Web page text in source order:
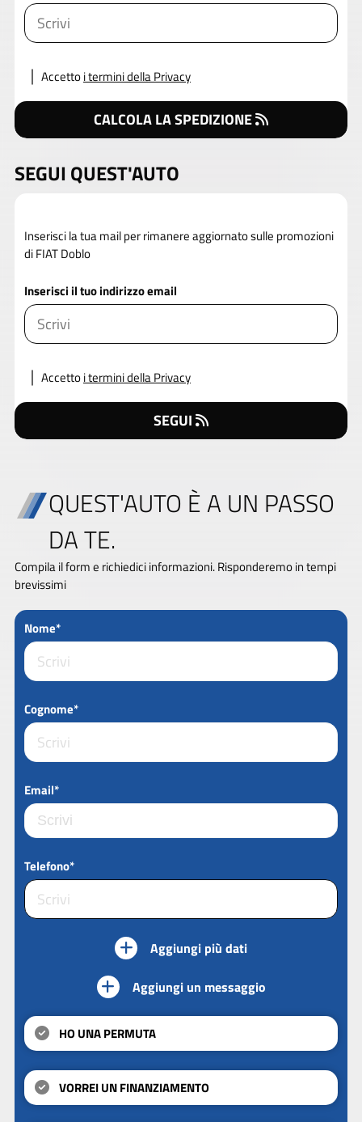
Accettoi termini della Privacy
CALCOLA LA SPEDIZIONE
SEGUI QUEST'AUTO
Inserisci la tua mail per rimanere aggiornato sulle promozioni
di FIAT Doblo
Inserisci il tuo indirizzo email
Accettoi termini della Privacy
SEGUI
QUEST'AUTO È A UN PASSO
DA TE.
Compila il form e richiedici informazioni. Risponderemo in tempi
brevissimi
Nome*
Cognome*
Email*
Telefono*
Aggiungi più dati
Aggiungi un messaggio
HO UNA PERMUTA
VORREI UN FINANZIAMENTO